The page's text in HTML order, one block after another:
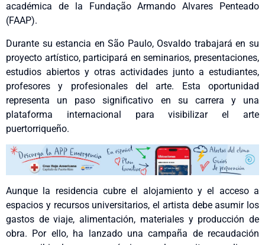
académica de la Fundação Armando Alvares Penteado
(FAAP).
Durante su estancia en São Paulo, Osvaldo trabajará en su
proyecto artístico, participará en seminarios, presentaciones,
estudios abiertos y otras actividades junto a estudiantes,
profesores y profesionales del arte. Esta oportunidad
representa un paso significativo en su carrera y una
plataforma internacional para visibilizar el arte
puertorriqueño.
Aunque la residencia cubre el alojamiento y el acceso a
espacios y recursos universitarios, el artista debe asumir los
gastos de viaje, alimentación, materiales y producción de
obra. Por ello, ha lanzado una campaña de recaudación